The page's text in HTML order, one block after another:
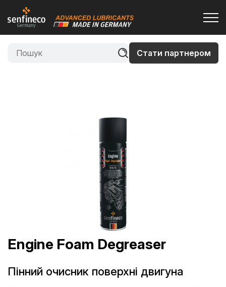
Стати партнером
Engine Foam Degreaser
Пінний очисник поверхні двигуна